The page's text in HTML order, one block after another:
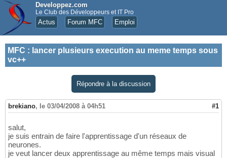
Developpez.com
Le Club des Développeurs et IT Pro
Actus Forum MFC Emploi
MFC : lancer plusieurs execution au meme temps sous
vc++
Répondre à la discussion
brekiano, le 03/04/2008 à 04h51 #1
salut,
je suis entrain de faire l'apprentissage d'un réseaux de
neurones.
je veut lancer deux apprentissage au même temps mais visual